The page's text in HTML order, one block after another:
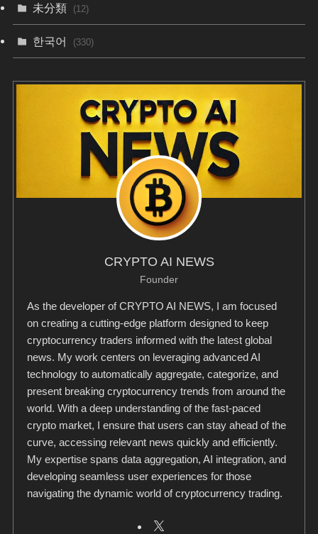
未分類 (12)
한국어 (330)
CRYPTO AI NEWS
Founder
As the developer of CRYPTO AI NEWS, I am focused
on creating a cutting-edge platform designed to keep
cryptocurrency traders informed with the latest global
news. My work centers on leveraging advanced AI
technology to automatically aggregate, categorize, and
present breaking cryptocurrency trends from around the
world. With a deep understanding of the fast-paced
crypto market, I ensure that users can stay ahead of the
curve, accessing relevant news quickly and efficiently.
My expertise spans data aggregation, AI integration, and
developing seamless user experiences for those
navigating the dynamic world of cryptocurrency trading.